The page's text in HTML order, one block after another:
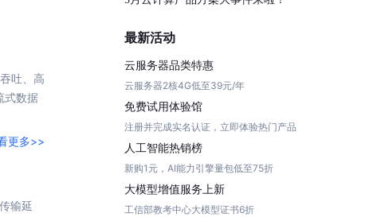
Qwen3.5-397B-A17B
百度胜算·数据智能平台
和识别服务
百度一见视觉智能体平台
云边协同、自主进化的视觉智能体平台
万能AI助手，让想法直接发生
吐、高
式数据
更多>>
输延
最新活动
云服务器品类特惠
云服务器2核4G低至39元/年
免费试用体验馆
注册并完成实名认证，立即体验热门产品
人工智能热销榜
新购1元，AI能力引擎量包低至75折
大模型增值服务上新
工信部教考中心大模型证书6折